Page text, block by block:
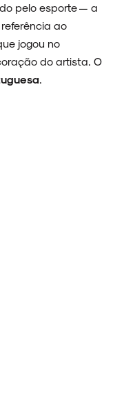
pelo esporte — a
ao
jogou no
do artista. O
.